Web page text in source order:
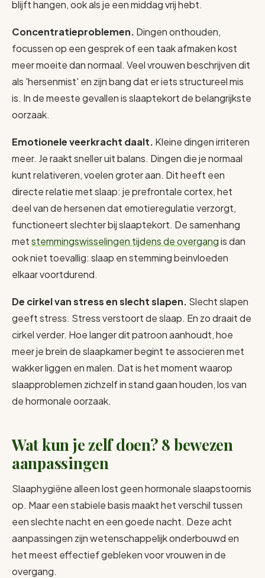
blijft hangen, ook als je een middag vrij hebt.
Concentratieproblemen. Dingen onthouden,
focussen op een gesprek of een taak afmaken kost
meer moeite dan normaal. Veel vrouwen beschrijven dit
als 'hersenmist' en zijn bang dat er iets structureel mis
is. In de meeste gevallen is slaaptekort de belangrijkste
oorzaak.
Emotionele veerkracht daalt. Kleine dingen irriteren
meer. Je raakt sneller uit balans. Dingen die je normaal
kunt relativeren, voelen groter aan. Dit heeft een
directe relatie met slaap: je prefrontale cortex, het
deel van de hersenen dat emotieregulatie verzorgt,
functioneert slechter bij slaaptekort. De samenhang
metstemmingswisselingen tijdens de overgangis dan
ook niet toevallig: slaap en stemming beinvloeden
elkaar voortdurend.
De cirkel van stress en slecht slapen. Slecht slapen
geeft stress. Stress verstoort de slaap. En zo draait de
cirkel verder. Hoe langer dit patroon aanhoudt, hoe
meer je brein de slaapkamer begint te associeren met
wakker liggen en malen. Dat is het moment waarop
slaapproblemen zichzelf in stand gaan houden, los van
de hormonale oorzaak.
Wat kun je zelf doen? 8 bewezen
aanpassingen
Slaaphygiëne alleen lost geen hormonale slaapstoornis
op. Maar een stabiele basis maakt het verschil tussen
een slechte nacht en een goede nacht. Deze acht
aanpassingen zijn wetenschappelijk onderbouwd en
het meest effectief gebleken voor vrouwen in de
overgang.